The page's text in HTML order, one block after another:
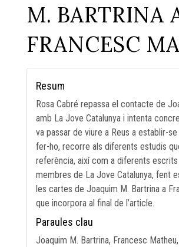
M. BARTRINA
FRANCESC
Resum
Rosa Cabré repassa el contacte de
amb La Jove Catalunya i intenta
va passar de viure a Reus a establir-
fer-ho, recorre als diferents estudis
referència, així com a diferents
membres de La Jove Catalunya, fent
les cartes de Joaquim M. Bartrina a
que incorpora al final de l’article.
Paraules clau
Joaquim M. Bartrina, Francesc